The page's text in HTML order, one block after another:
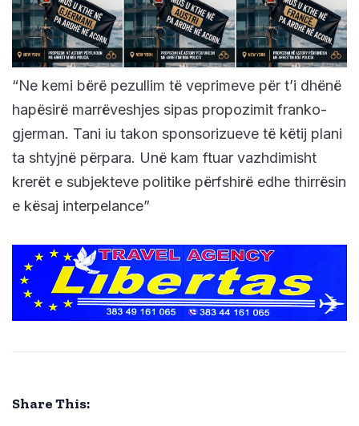
“Ne kemi bërë pezullim të veprimeve për t’i dhënë
hapësirë marrëveshjes sipas propozimit franko-
gjerman. Tani iu takon sponsorizueve të këtij plani
ta shtyjnë përpara. Unë kam ftuar vazhdimisht
krerët e subjekteve politike përfshirë edhe thirrësin
e kësaj interpelance”
Share This: